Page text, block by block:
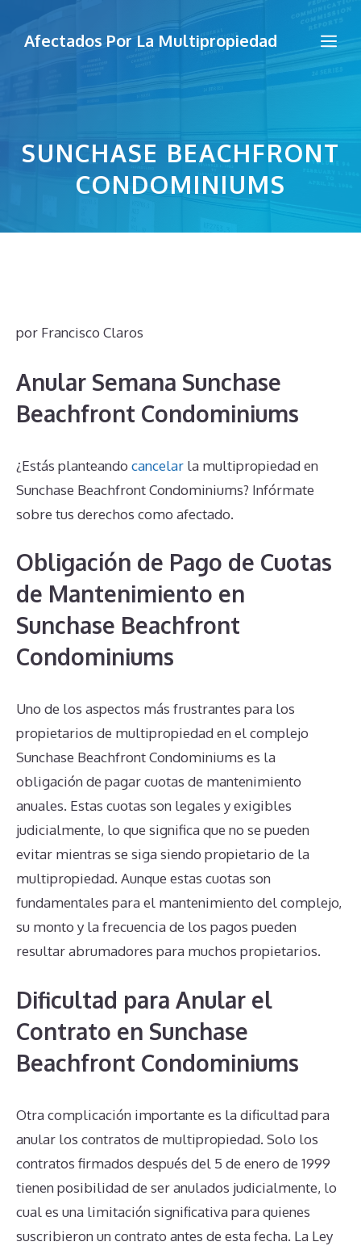
Afectados Por La Multipropiedad
SUNCHASE BEACHFRONT
CONDOMINIUMS
por Francisco Claros
Anular Semana Sunchase
Beachfront Condominiums
¿Estás planteando cancelar la multipropiedad en
Sunchase Beachfront Condominiums? Infórmate
sobre tus derechos como afectado.
Obligación de Pago de Cuotas
de Mantenimiento en
Sunchase Beachfront
Condominiums
Uno de los aspectos más frustrantes para los
propietarios de multipropiedad en el complejo
Sunchase Beachfront Condominiums es la
obligación de pagar cuotas de mantenimiento
anuales. Estas cuotas son legales y exigibles
judicialmente, lo que significa que no se pueden
evitar mientras se siga siendo propietario de la
multipropiedad. Aunque estas cuotas son
fundamentales para el mantenimiento del complejo,
su monto y la frecuencia de los pagos pueden
resultar abrumadores para muchos propietarios.
Dificultad para Anular el
Contrato en Sunchase
Beachfront Condominiums
Otra complicación importante es la dificultad para
anular los contratos de multipropiedad. Solo los
contratos firmados después del 5 de enero de 1999
tienen posibilidad de ser anulados judicialmente, lo
cual es una limitación significativa para quienes
suscribieron un contrato antes de esta fecha. La Ley